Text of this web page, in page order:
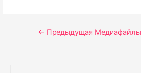
Навигация
← Предыдущая Медиафайлы